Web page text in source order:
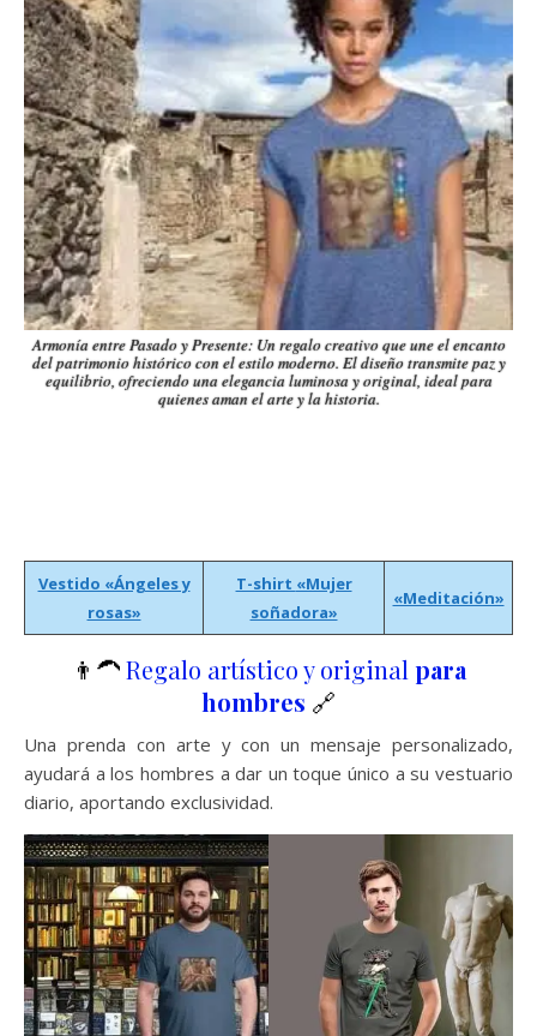
Armonía entre Pasado y Presente: Un regalo creativo que une el encanto
del patrimonio histórico con el estilo moderno. El diseño transmite paz y
equilibrio, ofreciendo una elegancia luminosa y original, ideal para
quienes aman el arte y la historia.
Vestido «Ángeles y
rosas»
T-shirt «Mujer
soñadora»
«Meditación»
👨‍🦱Regalo artístico y original para
hombres 🔗
Una prenda con arte y con un mensaje personalizado,
ayudará a los hombres a dar un toque único a su vestuario
diario, aportando exclusividad.